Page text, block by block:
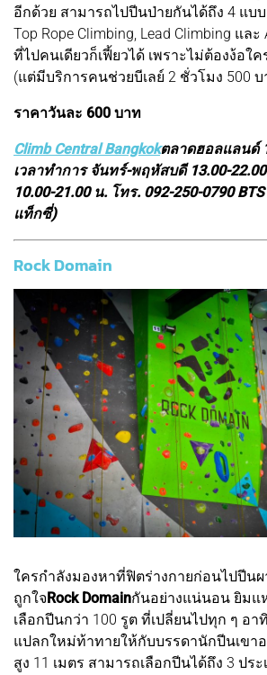
อีกด้วย สามารถไปปีนป่ายกันได้ถึง 4 แบบ
Top Rope Climbing, Lead Climbing และ
ที่ไปคนเดียวก็เฟี้ยวได้ เพราะไม่ต้องง้อใ
(แต่มีบริการคนช่วยบีเลย์ 2 ชั่วโมง 500
ราคาวันละ 600 บาท
Climb Central Bangkokตลาดฮอลแลนด์
เวลาทำการ จันทร์-พฤหัสบดี 13.00-
10.00-21.00 น. โทร. 092-250-0790
แท็กซี่)
Rock Domain
ใครกำลังมองหาที่ฟิตร่างกายก่อนไปปีนผ
ถูกใจ Rock Domainกันอย่างแน่นอน ยิมแ
เลือกปีนกว่า 100 รูต ที่เปลี่ยนไปทุก ๆ อา
แปลกใหม่ท้าทายให้กับบรรดานักปีนเขา
สูง 11 เมตร สามารถเลือกปีนได้ถึง 3 ประ